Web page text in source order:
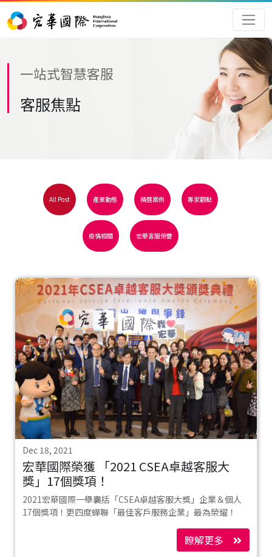
一站式智慧客服
客服焦點
All Post 產業動態 精選案例 專家觀點
疫情相關 宏華客服榮譽
Dec 18, 2021
宏華國際榮獲 「2021 CSEA卓越客服大
獎」17個獎項！
2021宏華國際一舉囊括「CSEA卓越客服大獎」企業＆個人
17個獎項！更四度蟬聯「最佳客戶服務企業」最為榮耀！
瞭解更多